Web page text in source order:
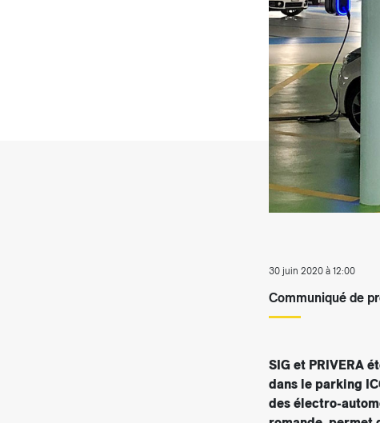
30 juin 2020 à 12:00
Communiqué de
SIG et PRIVERA
dans le parking
des électro-